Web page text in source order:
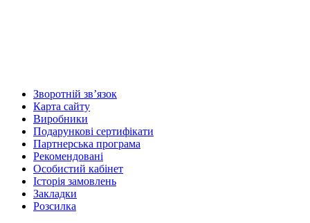
Зворотній зв’язок
Карта сайту
Виробники
Подарункові сертифікати
Партнерська програма
Рекомендовані
Особистий кабінет
Історія замовлень
Закладки
Розсилка